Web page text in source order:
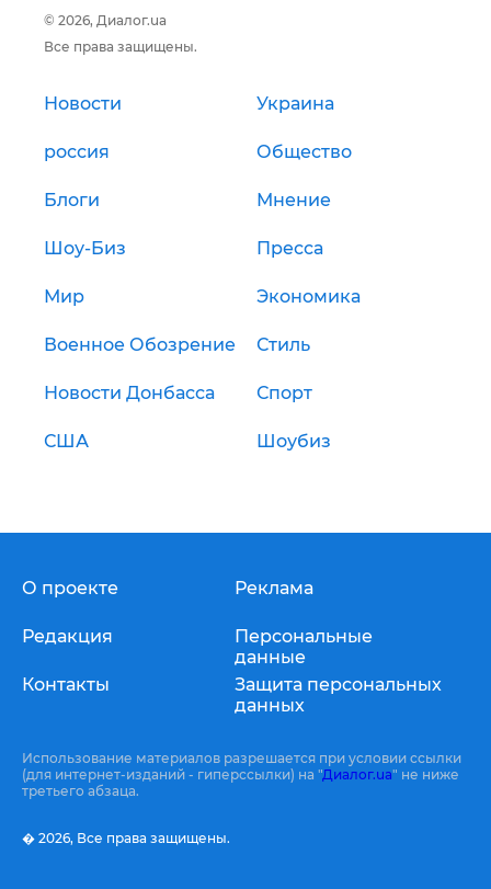
© 2026, Диалог.ua
Все права защищены.
Новости Украина
россия Общество
Блоги Мнение
Шоу-Биз Пресса
Мир Экономика
Военное Обозрение Стиль
Новости Донбасса Спорт
США Шоубиз
О проекте
Редакция
Контакты
Реклама
Персональные
данные
Защита персональных
данных
Использование материалов разрешается при условии ссылки
(для интернет-изданий - гиперссылки) на "Диалог.ua" не ниже
третьего абзаца.
� 2026, Все права защищены.